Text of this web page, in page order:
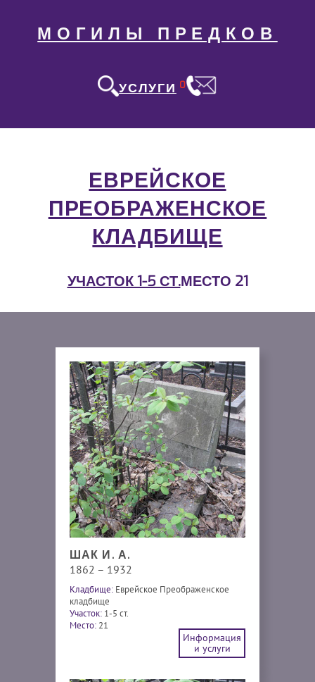
МОГИЛЫ ПРЕДКОВ
УСЛУГИ 0
ЕВРЕЙСКОЕ
ПРЕОБРАЖЕНСКОЕ
КЛАДБИЩЕ
УЧАСТОК 1-5 СТ.МЕСТО 21
ШАК И. А.
1862 – 1932
Кладбище: Еврейское Преображенское
кладбище
Участок: 1-5 ст.
Место: 21
Информация
и услуги